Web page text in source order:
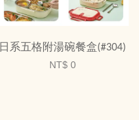
日系五格附湯碗餐盒(#304)
NT$ 0